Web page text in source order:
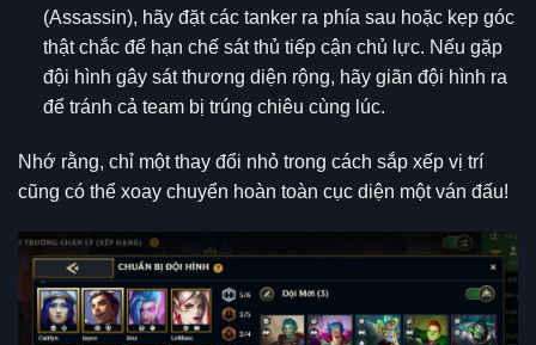
(Assassin), hãy đặt các tanker ra phía sau hoặc kẹp góc
thật chắc để hạn chế sát thủ tiếp cận chủ lực. Nếu gặp
đội hình gây sát thương diện rộng, hãy giãn đội hình ra
để tránh cả team bị trúng chiêu cùng lúc.
Nhớ rằng, chỉ một thay đổi nhỏ trong cách sắp xếp vị trí
cũng có thể xoay chuyển hoàn toàn cục diện một ván đấu!